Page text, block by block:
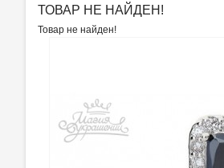
ТОВАР НЕ НАЙДЕН!
Товар не найден!